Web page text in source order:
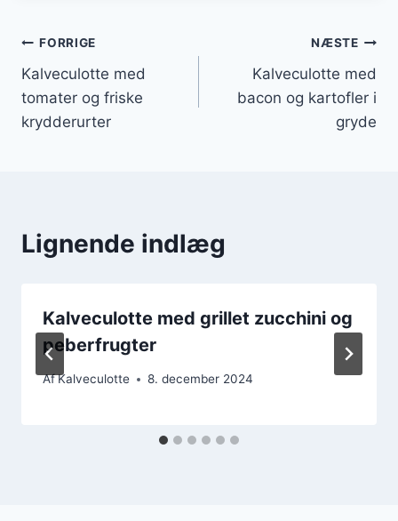
Indlægsnavigation
FORRIGE
Kalveculotte med
tomater og friske
krydderurter
NÆSTE
Kalveculotte med
bacon og kartofler i
gryde
Lignende indlæg
Kalveculotte med grillet zucchini og
peberfrugter
AfKalveculotte 8. december 2024